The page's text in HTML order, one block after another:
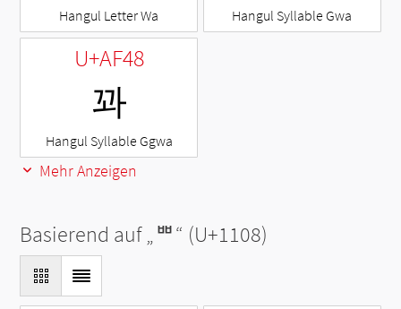
Hangul Letter Wa Hangul Syllable Gwa
U+AF48
꽈
Hangul Syllable Ggwa
Mehr Anzeigen
Basierend auf „ᄈ“ (U+1108)